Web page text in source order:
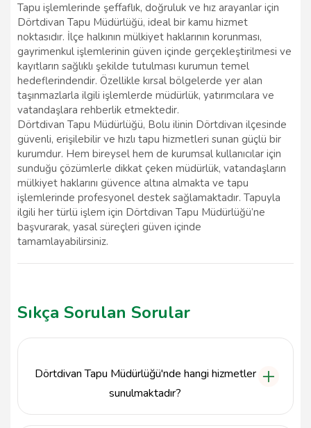
Tapu işlemlerinde şeffaflık, doğruluk ve hız arayanlar için
Dörtdivan Tapu Müdürlüğü, ideal bir kamu hizmet
noktasıdır. İlçe halkının mülkiyet haklarının korunması,
gayrimenkul işlemlerinin güven içinde gerçekleştirilmesi ve
kayıtların sağlıklı şekilde tutulması kurumun temel
hedeflerindendir. Özellikle kırsal bölgelerde yer alan
taşınmazlarla ilgili işlemlerde müdürlük, yatırımcılara ve
vatandaşlara rehberlik etmektedir.
Dörtdivan Tapu Müdürlüğü, Bolu ilinin Dörtdivan ilçesinde
güvenli, erişilebilir ve hızlı tapu hizmetleri sunan güçlü bir
kurumdur. Hem bireysel hem de kurumsal kullanıcılar için
sunduğu çözümlerle dikkat çeken müdürlük, vatandaşların
mülkiyet haklarını güvence altına almakta ve tapu
işlemlerinde profesyonel destek sağlamaktadır. Tapuyla
ilgili her türlü işlem için Dörtdivan Tapu Müdürlüğü’ne
başvurarak, yasal süreçleri güven içinde
tamamlayabilirsiniz.
Sıkça Sorulan Sorular
Dörtdivan Tapu Müdürlüğü'nde hangi hizmetler
sunulmaktadır?